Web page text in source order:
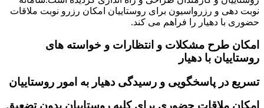
نوبت دهی و رزرواسیون برای روستاییان امکان رزرو نوبت ملاقات
حضوری با دهیار را فراهم می کند.
امکان طرح مشکلات و انتظارات و خواسته های
روستاییان با دهیار
تسریع در پاسخگویی و رسیدگی دهیار به امور روستاییان
امکان ملاقات حضوری برای کلیه روستاییان بدون تضعیق